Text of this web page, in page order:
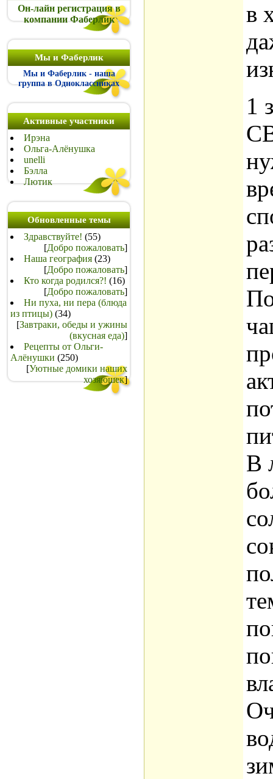
Он-лайн регистрация в
компании Фаберлик
Мы и Фаберлик
Мы и Фаберлик - наша
группа в Одноклассниках
Активные участники
Ирэна
Ольга-Алёнушка
unelli
Бэлла
Лютик
Обновленные темы
Здравствуйте! (55)
[Добро пожаловать]
Наша география (23)
[Добро пожаловать]
Кто когда родился?! (16)
[Добро пожаловать]
Ни пуха, ни пера (блюда
из птицы) (34)
[Завтраки, обеды и ужины
(вкусная еда)]
Рецепты от Ольги-
Алёнушки (250)
[Уютные домики наших
хозяюшек]
в
1
В